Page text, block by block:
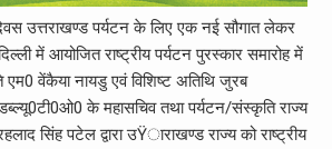
उत्तराखण्ड पर्यटन के लिए एक नई सौगात लेकर
में आयोजित राष्ट्रीय पर्यटन पुरस्कार समारोह में
एम0 वेंकैया नायडु एवं विशिष्ट अतिथि जुरब
के महासचिव तथा पर्यटन/संस्कृति राज्य
सिंह पटेल द्वारा उŸाराखण्ड राज्य को राष्ट्रीय